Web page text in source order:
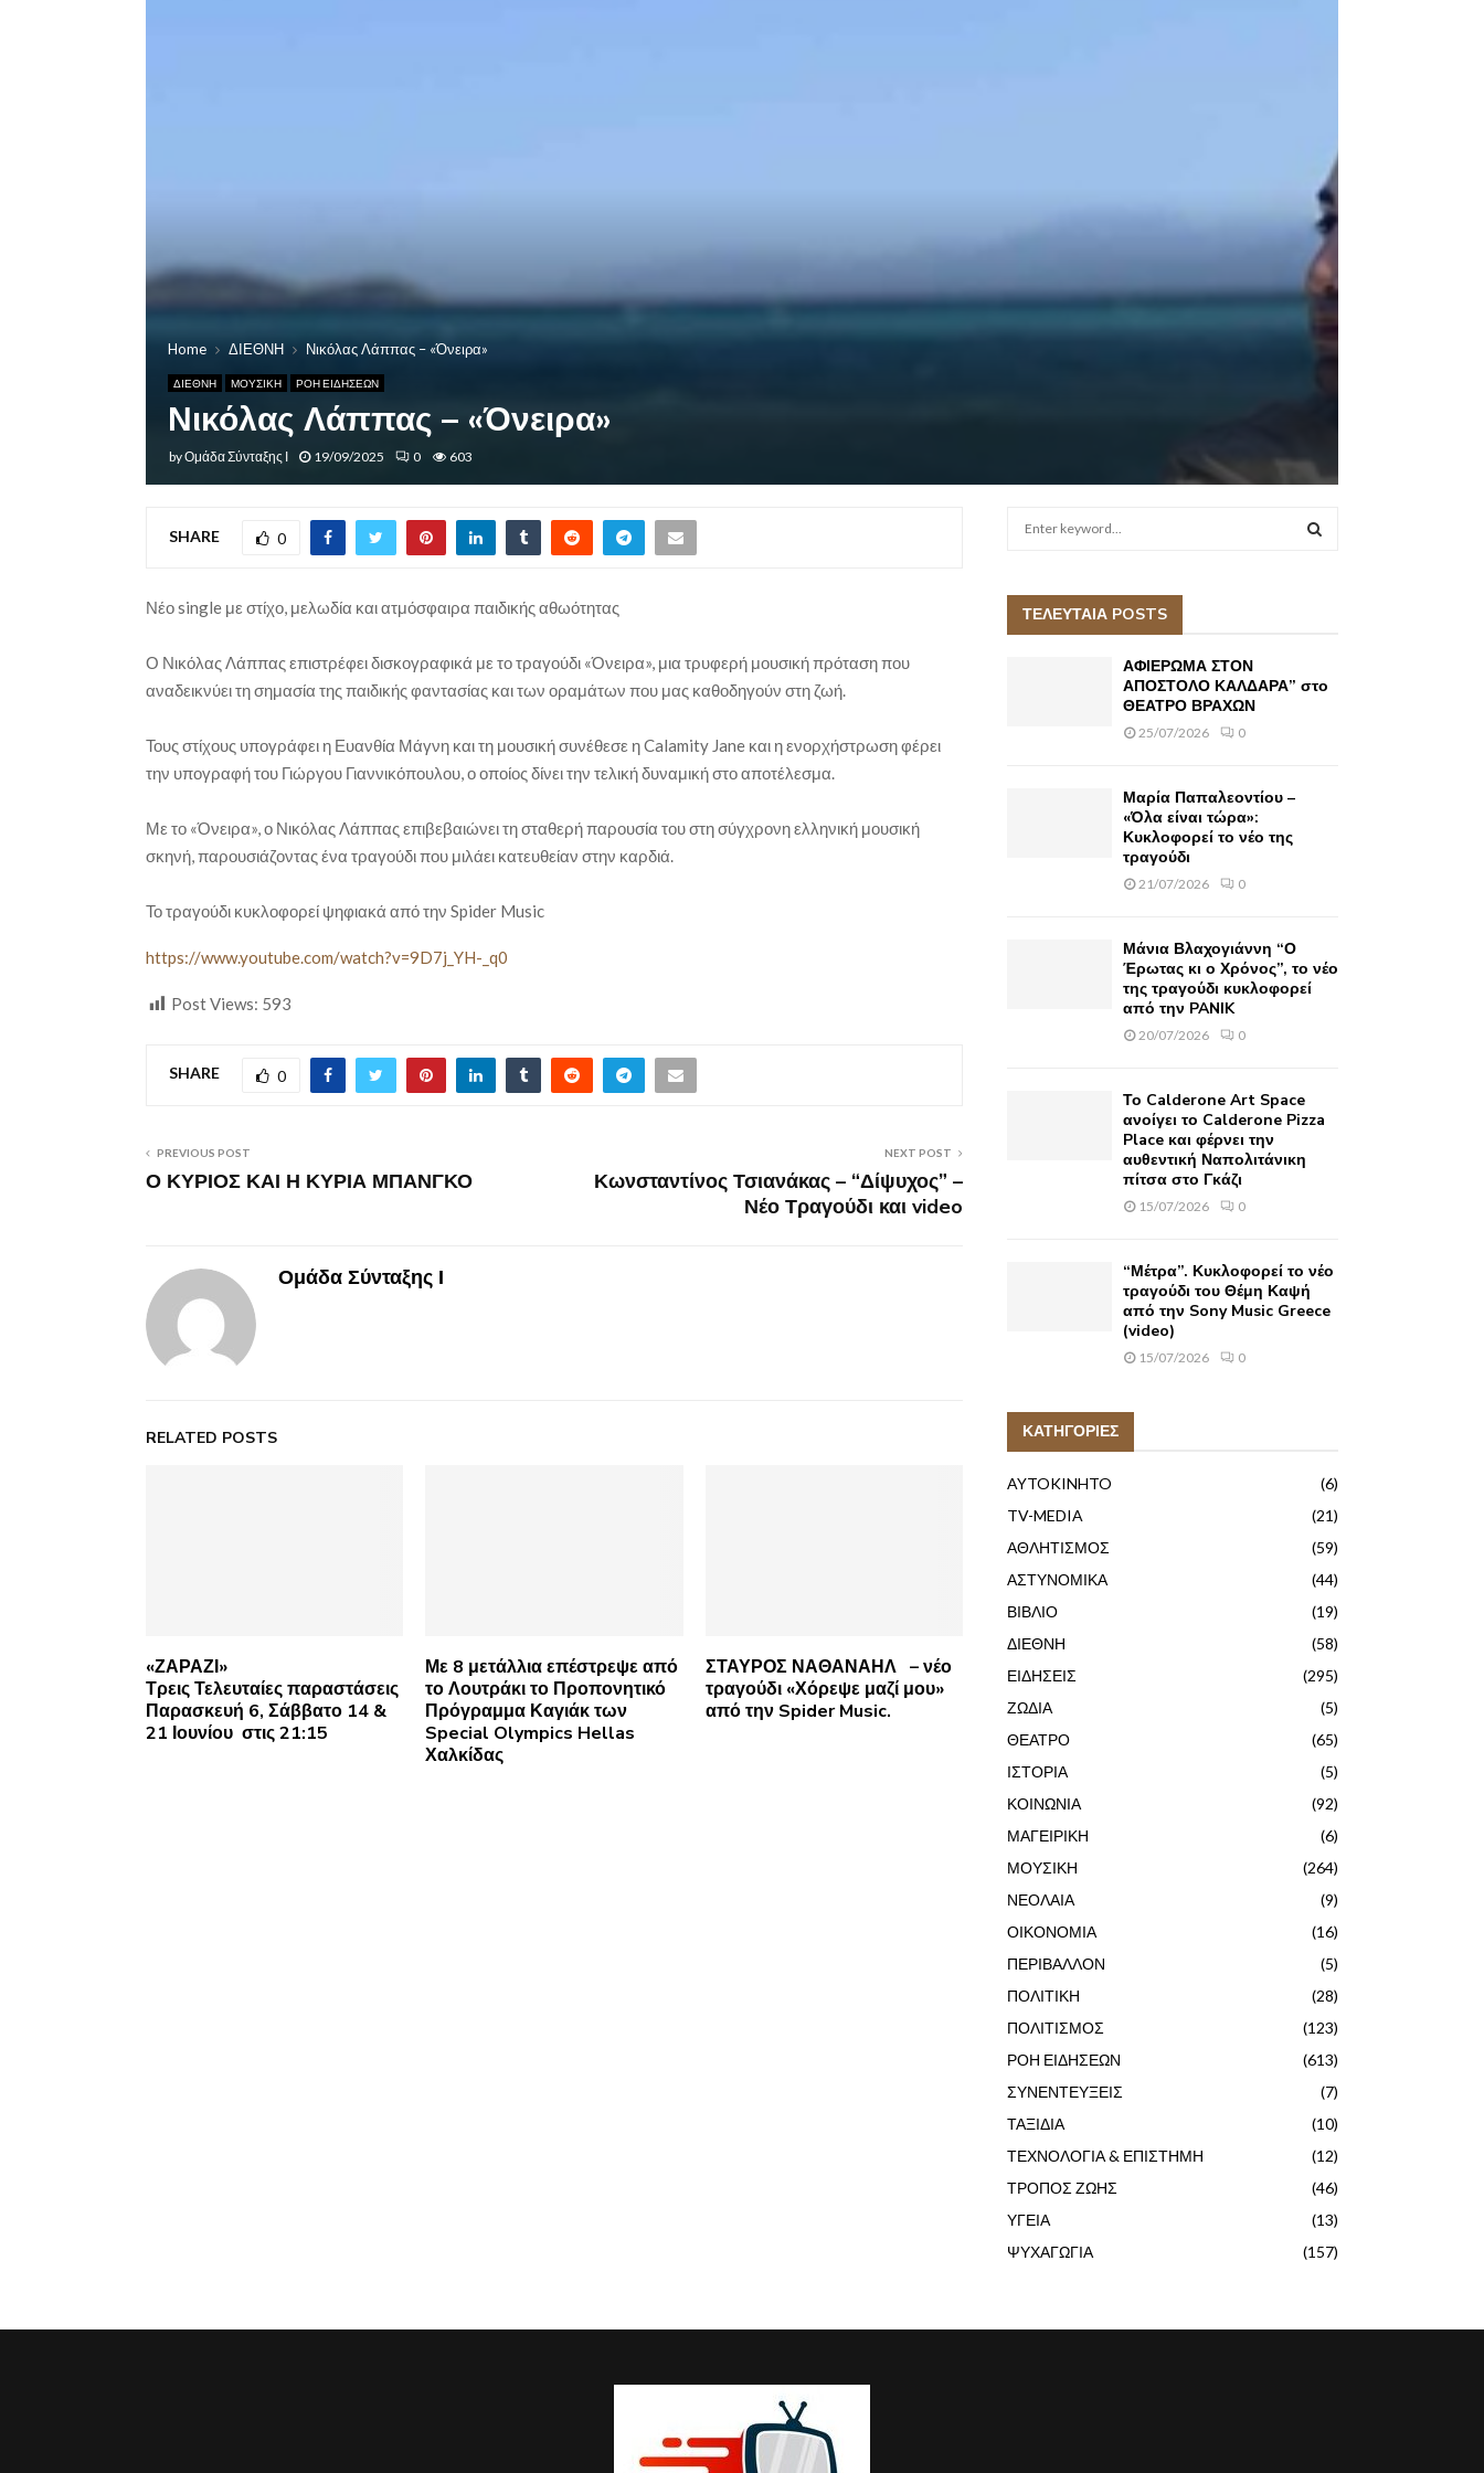
Home ΔΙΕΘΝΗ Νικόλας Λάππας – «Όνειρα»
ΔΙΕΘΝΗ ΜΟΥΣΙΚΗ ΡΟΗ ΕΙΔΗΣΕΩΝ
Νικόλας Λάππας – «Όνειρα»
byΟμάδα Σύνταξης Ι 19/09/2025 0 603
SHARE 0
Νέο single με στίχο, μελωδία και ατμόσφαιρα παιδικής αθωότητας
Ο Νικόλας Λάππας επιστρέφει δισκογραφικά με το τραγούδι «Όνειρα», μια τρυφερή μουσική πρόταση που
αναδεικνύει τη σημασία της παιδικής φαντασίας και των οραμάτων που μας καθοδηγούν στη ζωή.
Τους στίχους υπογράφει η Ευανθία Μάγνη και τη μουσική συνέθεσε η Calamity Jane και η ενορχήστρωση φέρει
την υπογραφή του Γιώργου Γιαννικόπουλου, ο οποίος δίνει την τελική δυναμική στο αποτέλεσμα.
Με το «Όνειρα», ο Νικόλας Λάππας επιβεβαιώνει τη σταθερή παρουσία του στη σύγχρονη ελληνική μουσική
σκηνή, παρουσιάζοντας ένα τραγούδι που μιλάει κατευθείαν στην καρδιά.
Το τραγούδι κυκλοφορεί ψηφιακά από την Spider Music
https://www.youtube.com/watch?v=9D7j_YH-_q0
Post Views: 593
SHARE 0
PREVIOUS POST
Ο ΚΥΡΙΟΣ ΚΑΙ Η ΚΥΡΙΑ ΜΠΑΝΓΚΟ
NEXT POST
Κωνσταντίνος Τσιανάκας – “Δίψυχος” –
Νέο Τραγούδι και video
Ομάδα Σύνταξης Ι
RELATED POSTS
«ΖΑΡΑΖΙ»
Τρεις Τελευταίες παραστάσεις
Παρασκευή 6, Σάββατο 14 &
21 Ιουνίου στις 21:15
Με 8 μετάλλια επέστρεψε από
το Λουτράκι το Προπονητικό
Πρόγραμμα Καγιάκ των
Special Olympics Hellas
Χαλκίδας
ΣΤΑΥΡΟΣ ΝΑΘΑΝΑΗΛ – νέο
τραγούδι «Χόρεψε μαζί μου»
από την Spider Music.
h
ΤΕΛΕΥΤΑΙΑ POSTS
ΑΦΙΕΡΩΜΑ ΣΤΟΝ
ΑΠΟΣΤΟΛΟ ΚΑΛΔΑΡΑ” στο
ΘΕΑΤΡΟ ΒΡΑΧΩΝ
25/07/2026 0
Μαρία Παπαλεοντίου –
«Όλα είναι τώρα»:
Κυκλοφορεί το νέο της
τραγούδι
21/07/2026 0
Μάνια Βλαχογιάννη “Ο
Έρωτας κι ο Χρόνος”, το νέο
της τραγούδι κυκλοφορεί
από την PANIK
20/07/2026 0
Το Calderone Art Space
ανοίγει το Calderone Pizza
Place και φέρνει την
αυθεντική Ναπολιτάνικη
πίτσα στο Γκάζι
15/07/2026 0
“Μέτρα”. Κυκλοφορεί το νέο
τραγούδι του Θέμη Καψή
από την Sony Music Greece
(video)
15/07/2026 0
ΚΑΤΗΓΟΡΙΕΣ
AYTOKINHTO
(6)
TV-MEDIA
(21)
ΑΘΛΗΤΙΣΜΟΣ
(59)
ΑΣΤΥΝΟΜΙΚΑ
(44)
ΒΙΒΛΙΟ
(19)
ΔΙΕΘΝΗ
(58)
ΕΙΔΗΣΕΙΣ
(295)
ΖΩΔΙΑ
(5)
ΘΕΑΤΡΟ
(65)
ΙΣΤΟΡΙΑ
(5)
ΚΟΙΝΩΝΙΑ
(92)
ΜΑΓΕΙΡΙΚΗ
(6)
ΜΟΥΣΙΚΗ
(264)
ΝΕΟΛΑΙΑ
(9)
ΟΙΚΟΝΟΜΙΑ
(16)
ΠΕΡΙΒΑΛΛΟΝ
(5)
ΠΟΛΙΤΙΚΗ
(28)
ΠΟΛΙΤΙΣΜΟΣ
(123)
ΡΟΗ ΕΙΔΗΣΕΩΝ
(613)
ΣΥΝΕΝΤΕΥΞΕΙΣ
(7)
ΤΑΞΙΔΙΑ
(10)
ΤΕΧΝΟΛΟΓΙΑ & ΕΠΙΣΤΗΜΗ
(12)
ΤΡΟΠΟΣ ΖΩΗΣ
(46)
ΥΓΕΙΑ
(13)
ΨΥΧΑΓΩΓΙΑ
(157)